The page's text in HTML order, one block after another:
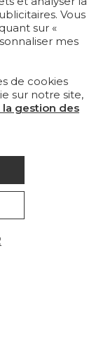
Vous
sur «
mes
de cookies
sur notre site,
gestion des